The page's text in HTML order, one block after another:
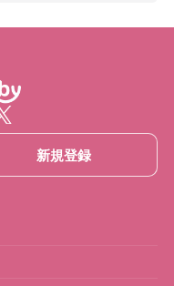
新規登録